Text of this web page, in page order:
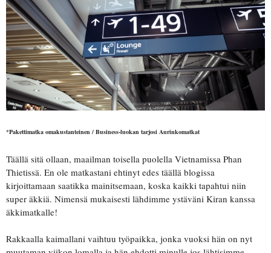
*Pakettimatka omakustanteinen / Business-luokan tarjosi Aurinkomatkat
Täällä sitä ollaan, maailman toisella puolella Vietnamissa Phan
Thietissä. En ole matkastani ehtinyt edes täällä blogissa
kirjoittamaan saatikka mainitsemaan, koska kaikki tapahtui niin
super äkkiä. Nimensä mukaisesti lähdimme ystäväni Kiran kanssa
äkkimatkalle!
Rakkaalla kaimallani vaihtuu työpaikka, jonka vuoksi hän on nyt